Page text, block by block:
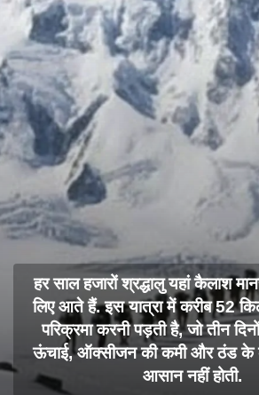
हर साल हजारों श्रद्धालु यहां कैलाश
लिए आते हैं. इस यात्रा में करीब 52
परिक्रमा करनी पड़ती है, जो तीन
ऊंचाई, ऑक्सीजन की कमी और ठंड के
आसान नहीं होती.